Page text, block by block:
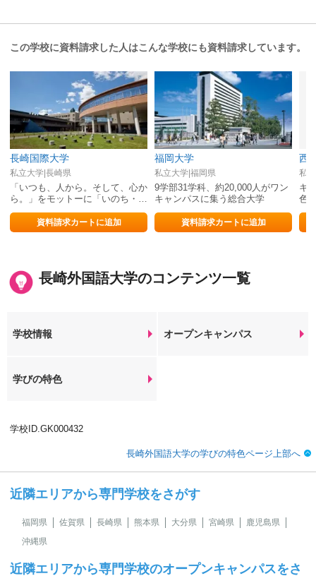
この学校に資料請求した人はこんな学校にも資料請求しています。
長崎国際大学
私立大学|長崎県
「いつも、人から。そして、心か
ら。」をモットーに「いのち・健
康・くらし」に貢献する教育を展
資料請求カートに追加
福岡大学
私立大学|福岡県
9学部31学科、約20,000人がワン
キャンパスに集う総合大学
資料請求カートに追加
西
私
キ
色
国
長崎外国語大学のコンテンツ一覧
学校情報 オープンキャンパス
学びの特色
学校ID.GK000432
長崎外国語大学の学びの特色ページ上部へ
近隣エリアから専門学校をさがす
福岡県 佐賀県 長崎県 熊本県 大分県 宮崎県
鹿児島県
沖縄県
近隣エリアから専門学校のオープンキャンパスをさ